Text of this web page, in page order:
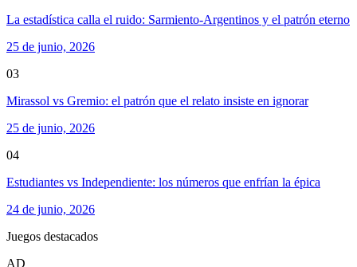
La estadística calla el ruido: Sarmiento-Argentinos y el patrón eterno
25 de junio, 2026
03
Mirassol vs Gremio: el patrón que el relato insiste en ignorar
25 de junio, 2026
04
Estudiantes vs Independiente: los números que enfrían la épica
24 de junio, 2026
Juegos destacados
AD